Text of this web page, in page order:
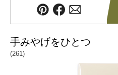
手みやげをひとつ
(261)